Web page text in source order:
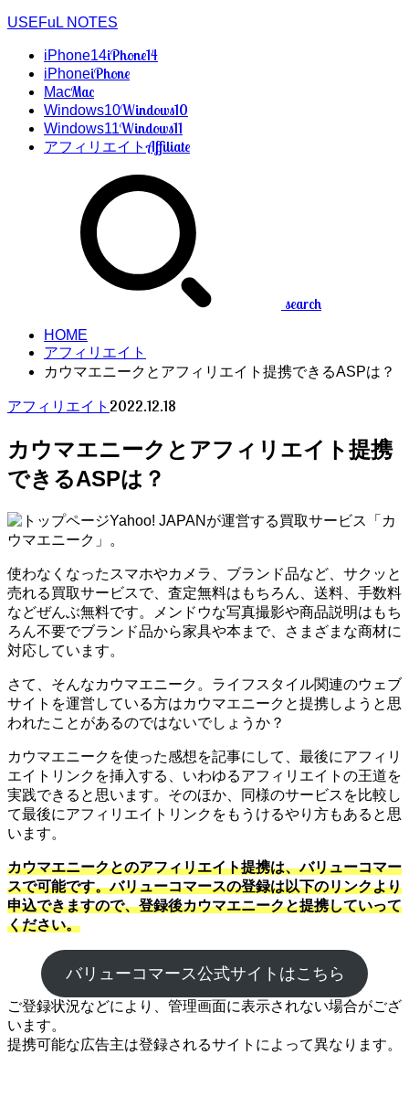
USEFuL NOTES
iPhone14iPhone14
iPhoneiPhone
MacMac
Windows10Windows10
Windows11Windows11
アフィリエイトAffiliate
search
HOME
アフィリエイト
カウマエニークとアフィリエイト提携できるASPは？
アフィリエイト 2022.12.18
カウマエニークとアフィリエイト提携
できるASPは？
Yahoo! JAPANが運営する買取サービス「カ
ウマエニーク」。
使わなくなったスマホやカメラ、ブランド品など、サクッと
売れる買取サービスで、査定無料はもちろん、送料、手数料
などぜんぶ無料です。メンドウな写真撮影や商品説明はもち
ろん不要でブランド品から家具や本まで、さまざまな商材に
対応しています。
さて、そんなカウマエニーク。ライフスタイル関連のウェブ
サイトを運営している方はカウマエニークと提携しようと思
われたことがあるのではないでしょうか？
カウマエニークを使った感想を記事にして、最後にアフィリ
エイトリンクを挿入する、いわゆるアフィリエイトの王道を
実践できると思います。そのほか、同様のサービスを比較し
て最後にアフィリエイトリンクをもうけるやり方もあると思
います。
カウマエニークとのアフィリエイト提携は、バリューコマー
スで可能です。バリューコマースの登録は以下のリンクより
申込できますので、登録後カウマエニークと提携していって
ください。
バリューコマース公式サイトはこちら
ご登録状況などにより、管理画面に表示されない場合がござ
います。
提携可能な広告主は登録されるサイトによって異なります。